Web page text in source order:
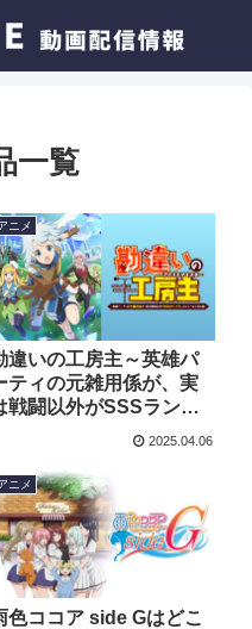
一覧
ニメ
違いの工房主～英雄パ
ティの元雑用係が、実
戦闘以外がSSSランク
だったというよくある話
視聴できる動画配信サ
ビスを紹介！
2025.04.06
ニメ
色ココア side Gはどこ